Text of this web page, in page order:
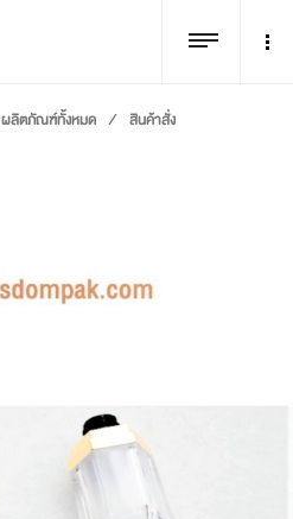
ผลิตภัณฑ์ทั้งหมด /
สินค้าสั่ง